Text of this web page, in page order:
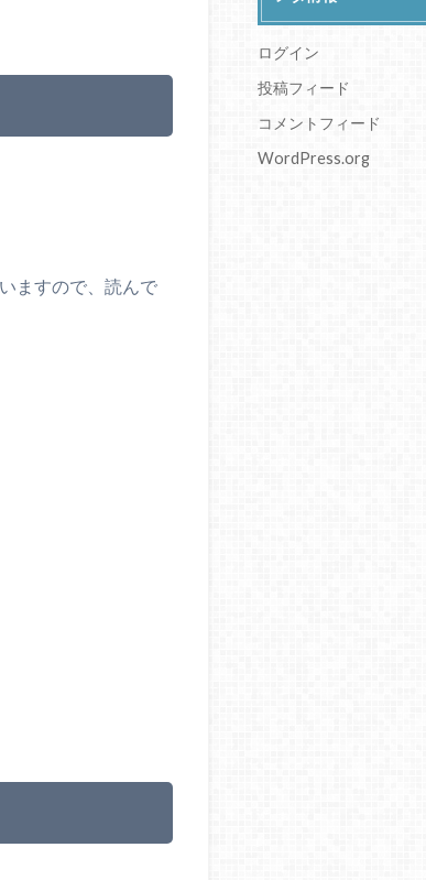
ますので、読んで
ログイン
投稿フィード
コメントフィード
WordPress.org